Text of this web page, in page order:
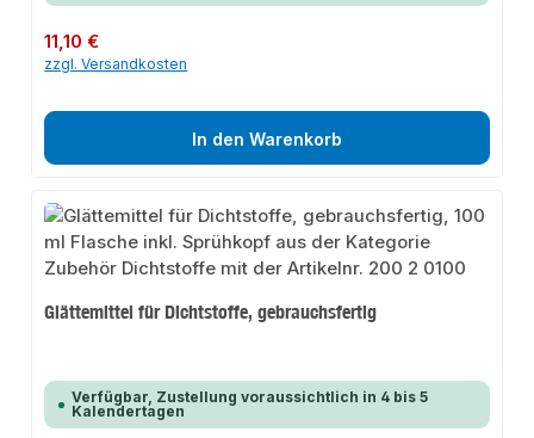
Regulärer Preis:
11,10 €
zzgl. Versandkosten
In den Warenkorb
Glättemittel für Dichtstoffe, gebrauchsfertig
Verfügbar, Zustellung voraussichtlich in 4 bis 5
Kalendertagen